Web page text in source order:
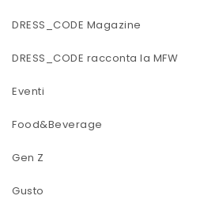
DRESS_CODE Magazine
DRESS_CODE racconta la MFW
Eventi
Food&Beverage
Gen Z
Gusto